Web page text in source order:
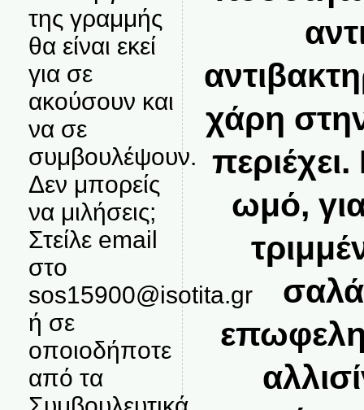
της γραμμής
θα είναι εκεί
για σε
ακούσουν και
να σε
συμβουλέψουν.
Δεν μπορείς
να μιλήσεις;
Στείλε email
στο
sos15900@isotita.gr
ή σε
οποιοδήποτε
από τα
χάρη
ωμό,